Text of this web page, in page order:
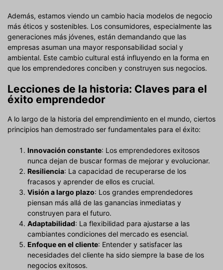
Además, estamos viendo un cambio hacia modelos de negocio
más éticos y sostenibles. Los consumidores, especialmente las
generaciones más jóvenes, están demandando que las
empresas asuman una mayor responsabilidad social y
ambiental. Este cambio cultural está influyendo en la forma en
que los emprendedores conciben y construyen sus negocios.
Lecciones de la historia: Claves para el
éxito emprendedor
A lo largo de la historia del emprendimiento en el mundo, ciertos
principios han demostrado ser fundamentales para el éxito:
Innovación constante: Los emprendedores exitosos
nunca dejan de buscar formas de mejorar y evolucionar.
Resiliencia: La capacidad de recuperarse de los
fracasos y aprender de ellos es crucial.
Visión a largo plazo: Los grandes emprendedores
piensan más allá de las ganancias inmediatas y
construyen para el futuro.
Adaptabilidad: La flexibilidad para ajustarse a las
cambiantes condiciones del mercado es esencial.
Enfoque en el cliente: Entender y satisfacer las
necesidades del cliente ha sido siempre la base de los
negocios exitosos.